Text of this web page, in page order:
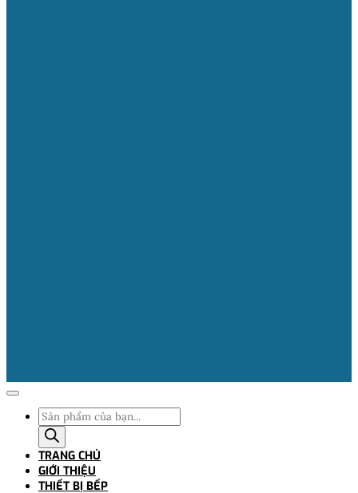
Tìm
kiếm
sản
phẩm
TRANG CHỦ
GIỚI THIỆU
THIẾT BỊ BẾP